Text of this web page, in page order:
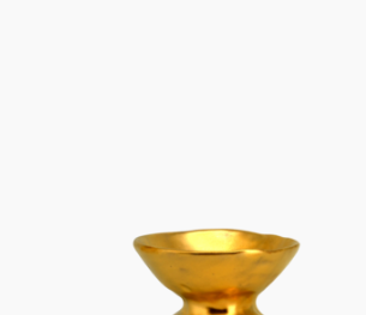
Berliner Duft